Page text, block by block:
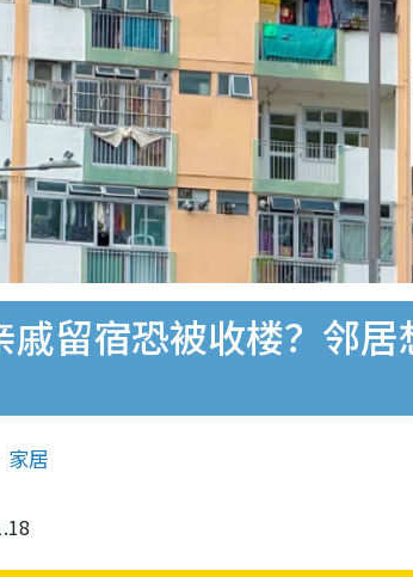
戚留宿恐被收楼？邻
家居